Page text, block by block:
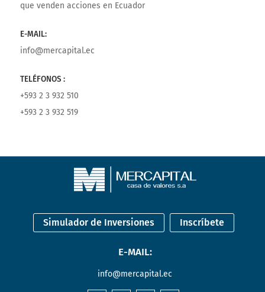
que venden acciones en Ecuador
E-MAIL:
info@mercapital.ec
TELÉFONOS :
+593 2 3 932 510
+593 2 3 932 519
Simulador de Inversiones Inscríbete
E-MAIL:
info@mercapital.ec